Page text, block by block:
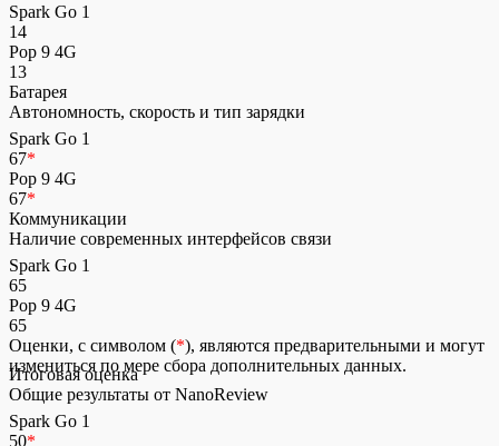
Spark Go 1
14
Pop 9 4G
13
Батарея
Автономность, скорость и тип зарядки
Spark Go 1
67*
Pop 9 4G
67*
Коммуникации
Наличие современных интерфейсов связи
Spark Go 1
65
Pop 9 4G
65
Оценки, с символом (*), являются предварительными и могут
измениться по мере сбора дополнительных данных.
Итоговая оценка
Общие результаты от NanoReview
Spark Go 1
50*